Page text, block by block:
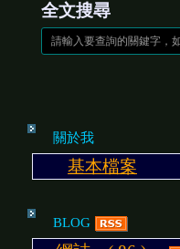
全文搜尋
關於我
基本檔案
BLOG